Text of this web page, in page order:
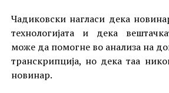
Чадиковски нагласи дека
технологијата и дека
може да помогне во анализа на
транскрипција, но дека таа
новинар.